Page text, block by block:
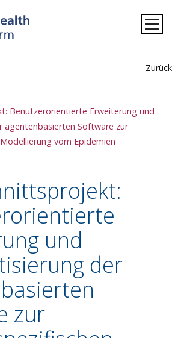
Zurück
Benutzerorientierte Erweiterung und
agentenbasierten Software zur
vom Epidemien
und
der
zur